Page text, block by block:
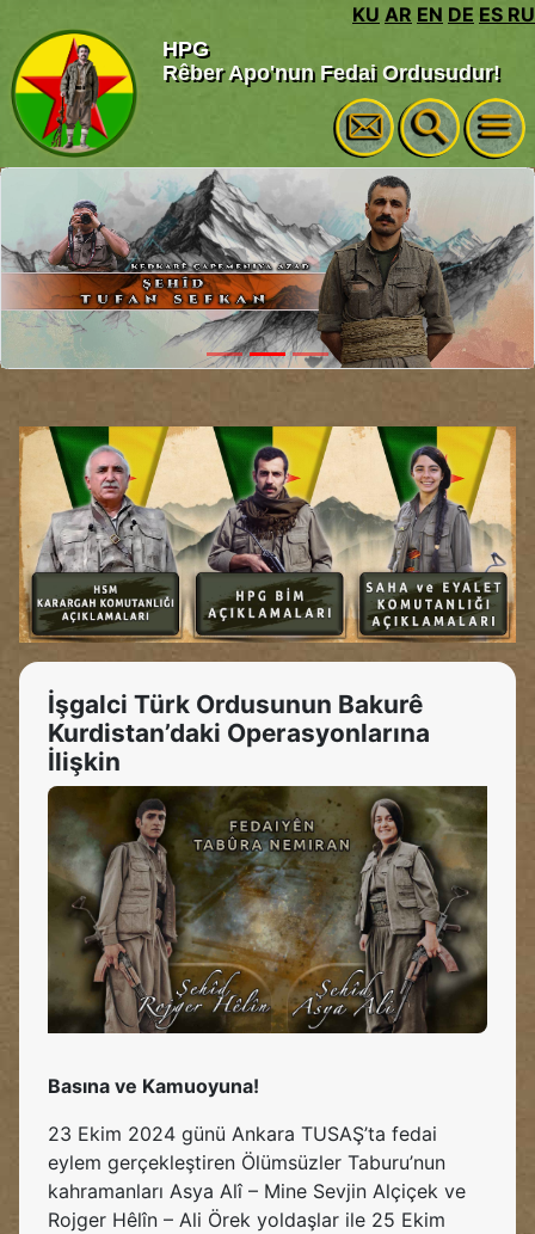
KU AR EN DE ES RU
HPG
Rêber Apo'nun Fedai Ordusudur!
İşgalci Türk Ordusunun Bakurê
Kurdistan’daki Operasyonlarına
İlişkin
Basına ve Kamuoyuna!
23 Ekim 2024 günü Ankara TUSAŞ’ta fedai
eylem gerçekleştiren Ölümsüzler Taburu’nun
kahramanları Asya Alî – Mine Sevjin Alçiçek ve
Rojger Hêlîn – Ali Örek yoldaşlar ile 25 Ekim